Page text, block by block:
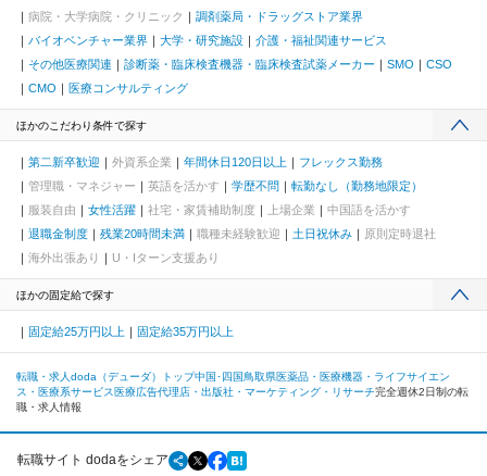
病院・大学病院・クリニック
調剤薬局・ドラッグストア業界
バイオベンチャー業界
大学・研究施設
介護・福祉関連サービス
その他医療関連
診断薬・臨床検査機器・臨床検査試薬メーカー SMO
CSO
CMO
医療コンサルティング
ほかのこだわり条件で探す
第二新卒歓迎 外資系企業 年間休日120日以上
フレックス勤務
管理職・マネジャー
英語を活かす 学歴不問
転勤なし（勤務地限定）
服装自由
女性活躍 社宅・家賃補助制度 上場企業
中国語を活かす
退職金制度
残業20時間未満 職種未経験歓迎 土日祝休み
原則定時退社
海外出張あり
U・Iターン支援あり
ほかの固定給で探す
固定給25万円以上 固定給35万円以上
転職・求人doda（デューダ）トップ中国･四国 鳥取県医薬品・医療機器・ライフサイエン
ス・医療系サービス 医療広告代理店・出版社・マーケティング・リサーチ完全週休2日制の転
職・求人情報
転職サイト dodaをシェア